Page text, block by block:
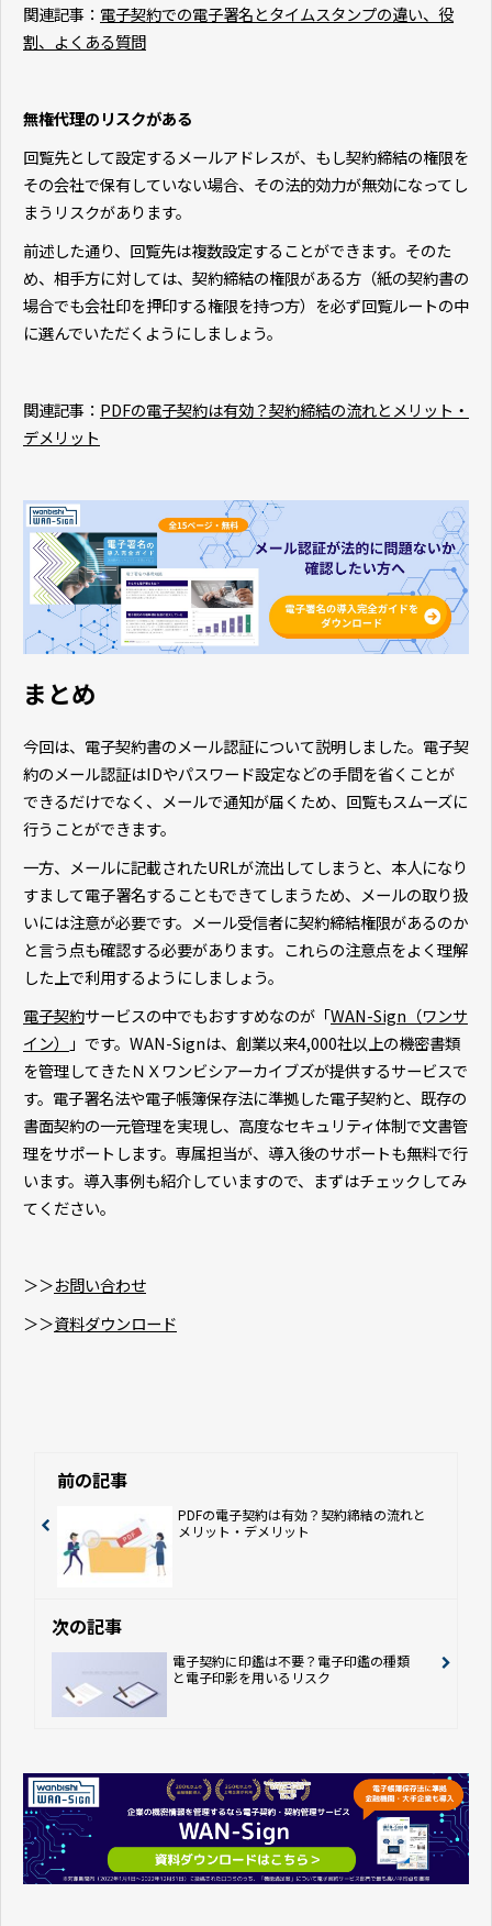
関連記事： 電子契約での電子署名とタイムスタンプの違い、役
割、よくある質問
無権代理のリスクがある
回覧先として設定するメールアドレスが、もし契約締結の権限を
その会社で保有していない場合、その法的効力が無効になってし
まうリスクがあります。
前述した通り、回覧先は複数設定することができます。そのた
め、相手方に対しては、契約締結の権限がある方（紙の契約書の
場合でも会社印を押印する権限を持つ方）を必ず回覧ルートの中
に選んでいただくようにしましょう。
関連記事： PDFの電子契約は有効？契約締結の流れとメリット・
デメリット
まとめ
今回は、電子契約書のメール認証について説明しました。電子契
約のメール認証はIDやパスワード設定などの手間を省くことが
できるだけでなく、メールで通知が届くため、回覧もスムーズに
行うことができます。
一方、メールに記載されたURLが流出してしまうと、本人になり
すまして電子署名することもできてしまうため、メールの取り扱
いには注意が必要です。メール受信者に契約締結権限があるのか
と言う点も確認する必要があります。これらの注意点をよく理解
した上で利用するようにしましょう。
電子契約サービスの中でもおすすめなのが「WAN-Sign（ワンサ
イン）
」です。WAN-Signは、創業以来4,000社以上の機密書類
を管理してきたＮＸワンビシアーカイブズが提供するサービスで
す。電子署名法や電子帳簿保存法に準拠した電子契約と、既存の
書面契約の一元管理を実現し、高度なセキュリティ体制で文書管
理をサポートします。専属担当が、導入後のサポートも無料で行
います。導入事例も紹介していますので、まずはチェックしてみ
てください。
＞＞お問い合わせ
＞＞資料ダウンロード
前の記事
PDFの電子契約は有効？契約締結の流れと
メリット・デメリット
次の記事
電子契約に印鑑は不要？電子印鑑の種類
と電子印影を用いるリスク